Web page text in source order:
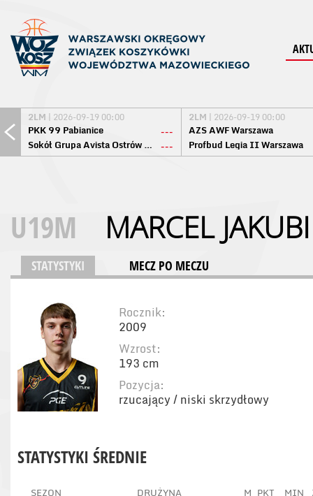
2LM | 2026-09-19 00:00
PKK 99 Pabianice
---
Sokół Grupa Avista Ostrów Maz. ---
2LM | 2026-09-19 00:00
AZS AWF Warszawa
Profbud Legia II Warszawa
U19M MARCEL
STATYSTYKI MECZ PO MECZU
Rocznik:
2009
Wzrost:
193 cm
Pozycja:
rzucający / niski skrzydłowy
STATYSTYKI ŚREDNIE
SEZON DRUŻYNA M PKT MIN